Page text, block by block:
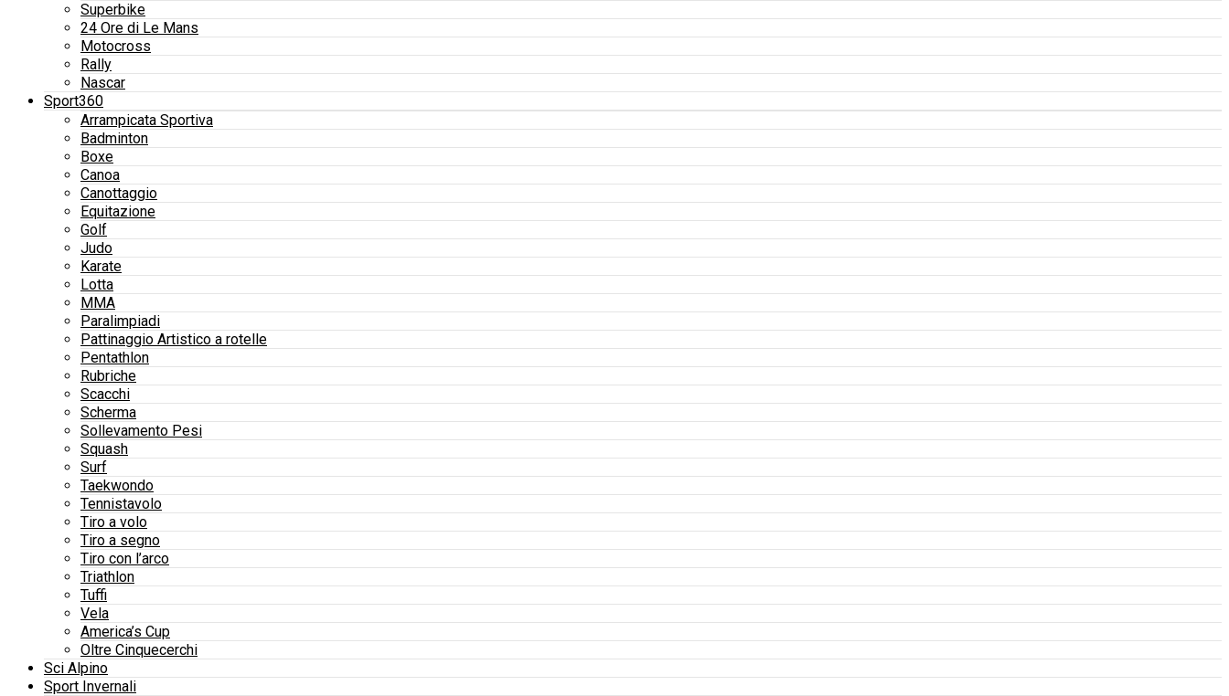
Superbike
24 Ore di Le Mans
Motocross
Rally
Nascar
Sport360
Arrampicata Sportiva
Badminton
Boxe
Canoa
Canottaggio
Equitazione
Golf
Judo
Karate
Lotta
MMA
Paralimpiadi
Pattinaggio Artistico a rotelle
Pentathlon
Rubriche
Scacchi
Scherma
Sollevamento Pesi
Squash
Surf
Taekwondo
Tennistavolo
Tiro a volo
Tiro a segno
Tiro con l’arco
Triathlon
Tuffi
Vela
America’s Cup
Oltre Cinquecerchi
Sci Alpino
Sport Invernali